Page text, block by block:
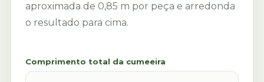
aproximada de 0,85 m por peça e arredonda
o resultado para cima.
Comprimento total da cumeeira